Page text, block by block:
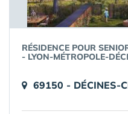
RÉSIDENCE POUR
- LYON-MÉTROPOLE-
69150 - DÉCINES-